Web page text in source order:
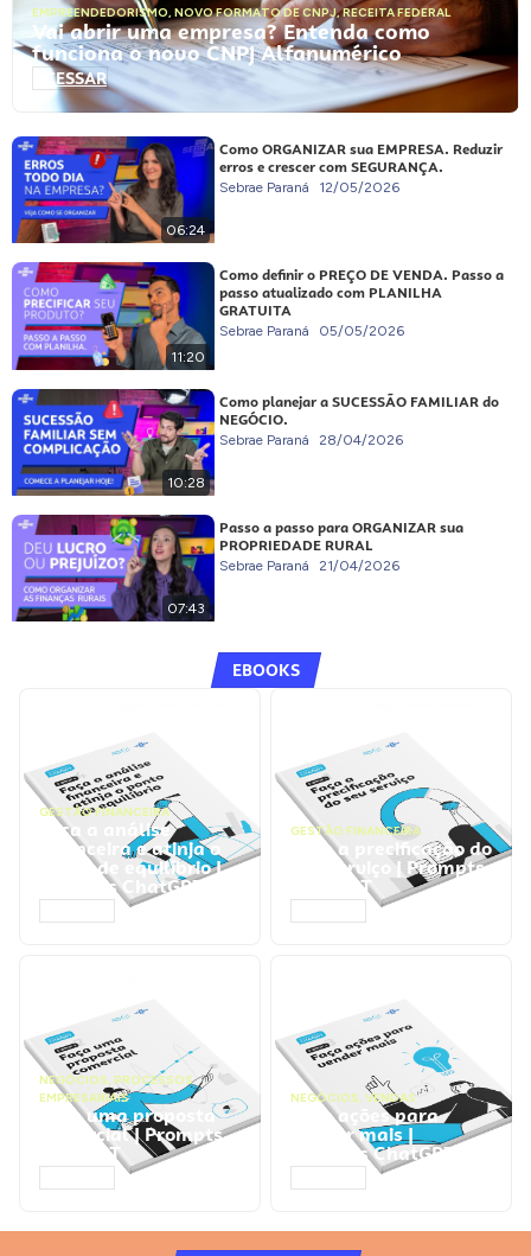
EMPREENDEDORISMO, NOVO FORMATO DE CNPJ,RECEITA FEDERAL
Vai abrir uma empresa? Entenda como
funciona o novo CNPJ Alfanumérico
ACESSAR
06:24
Como ORGANIZAR sua EMPRESA. Reduzir
erros e crescer com SEGURANÇA.
Sebrae Paraná 12/05/2026
11:20
Como definir o PREÇO DE VENDA. Passo a
passo atualizado com PLANILHA
GRATUITA
Sebrae Paraná 05/05/2026
10:28
Como planejar a SUCESSÃO FAMILIAR do
NEGÓCIO.
Sebrae Paraná 28/04/2026
07:43
Passo a passo para ORGANIZAR sua
PROPRIEDADE RURAL
Sebrae Paraná 21/04/2026
EBOOKS
GESTÃO FINANCEIRA
Faça a análise
financeira e atinja o
ponto de equilíbrio |
Prompts ChatGPT
GESTÃO FINANCEIRA
Faça a precificação do
seu serviço | Prompts
ChatGPT
NEGÓCIOS, PROCESSOS
EMPRESARIAIS
Faça uma proposta
comercial | Prompts
ChatGPT
NEGÓCIOS, VENDAS
Faça ações para
vender mais |
Prompts ChatGPT